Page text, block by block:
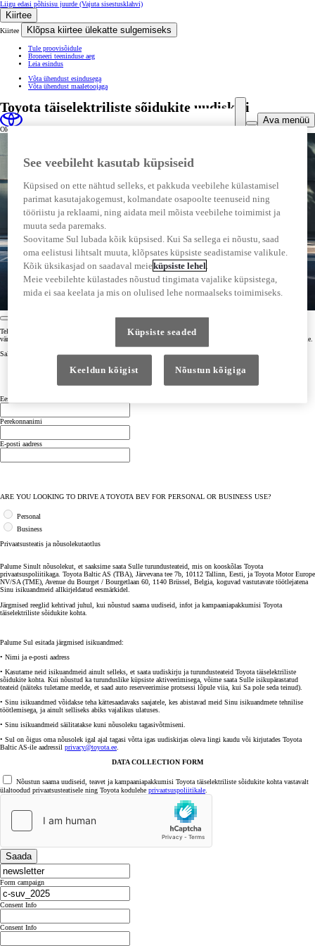
Liigu edasi põhisisu juurde (Vajuta sisestusklahvi)
Kiirtee
Kiirtee Klõpsa kiirtee ülekatte sulgemiseks
Tule proovisõidule
Broneeri teeninduse aeg
Leia esindus
Võta ühendust esindusega
Võta ühendust maaletoojaga
Ava menüü
Toyota täiselektriliste sõidukite uudiskiri
Ole esimene, kes näeb Toyota täiselektriliste sõidukite tulevikku
Tellides uudiskirja, saad juurdepääsu meie täiselektriliste sõidukite valiku eksklusiivsele sisule, sealhulgas
värskeimatele uudistele ja kampaaniapakkumistele ning juhistele üleminekuks täielikult elektrilisele elustiilile.
Salutation
Eesnimi
Perekonnanimi
E-posti aadress
ARE YOU LOOKING TO DRIVE A TOYOTA BEV FOR PERSONAL OR BUSINESS USE?
Personal
Business
Privaatsusteatis ja nõusolekutaotlus
Palume Sinult nõusolekut, et saaksime saata Sulle turundusteateid, mis on kooskõlas Toyota
privaatsuspoliitikaga. Toyota Baltic AS (TBA), Järvevana tee 7b, 10112 Tallinn, Eesti, ja Toyota Motor Europe
NV/SA (TME), Avenue du Bourget / Bourgetlaan 60, 1140 Brüssel, Belgia, koguvad vastutavate töötlejatena
Sinu isikuandmeid allkirjeldatud eesmärkidel.
Järgmised reeglid kehtivad juhul, kui nõustud saama uudiseid, infot ja kampaaniapakkumisi Toyota
täiselektriliste sõidukite kohta.
Palume Sul esitada järgmised isikuandmed:
• Nimi ja e-posti aadress
• Kasutame neid isikuandmeid ainult selleks, et saata uudiskirju ja turundusteateid Toyota täiselektriliste
sõidukite kohta. Kui nõustud ka turunduslike küpsiste aktiveerimisega, võime saata Sulle isikupärastatud
teateid (näiteks tuletame meelde, et saad auto reserveerimise protsessi lõpule viia, kui Sa pole seda teinud).
• Sinu isikuandmed võidakse teha kättesaadavaks saajatele, kes abistavad meid Sinu isikuandmete tehnilise
töötlemisega, ja ainult selliseks abiks vajalikus ulatuses.
• Sinu isikuandmeid säilitatakse kuni nõusoleku tagasivõtmiseni.
• Sul on õigus oma nõusolek igal ajal tagasi võtta igas uudiskirjas oleva lingi kaudu või kirjutades Toyota
Baltic AS-ile aadressil privacy@toyota.ee
DATA COLLECTION FORM
Nõustun saama uudiseid, teavet ja kampaaniapakkumisi Toyota täiselektriliste sõidukite kohta vastavalt
ülaltoodud privaatsusteatisele ning Toyota kodulehe privaatsuspoliitikale
Saada
Form campaign
Consent Info
Consent Info
See veebileht kasutab küpsiseid
Küpsised on ette nähtud selleks, et pakkuda veebilehe külastamisel
parimat kasutajakogemust, kolmandate osapoolte teenuseid ning
tööriistu ja reklaami, ning aidata meil mõista veebilehe toimimist ja
muuta seda paremaks.
Soovitame Sul lubada kõik küpsised. Kui Sa sellega ei nõustu, saad
oma eelistusi lihtsalt muuta, klõpsates küpsiste seadistamise valikule.
Kõik üksikasjad on saadaval meieküpsiste lehel.
Meie veebilehte külastades nõustud tingimata vajalike küpsistega,
mida ei saa keelata ja mis on olulised lehe normaalseks toimimiseks.
Küpsiste seaded
Keeldun kõigist Nõustun kõigiga